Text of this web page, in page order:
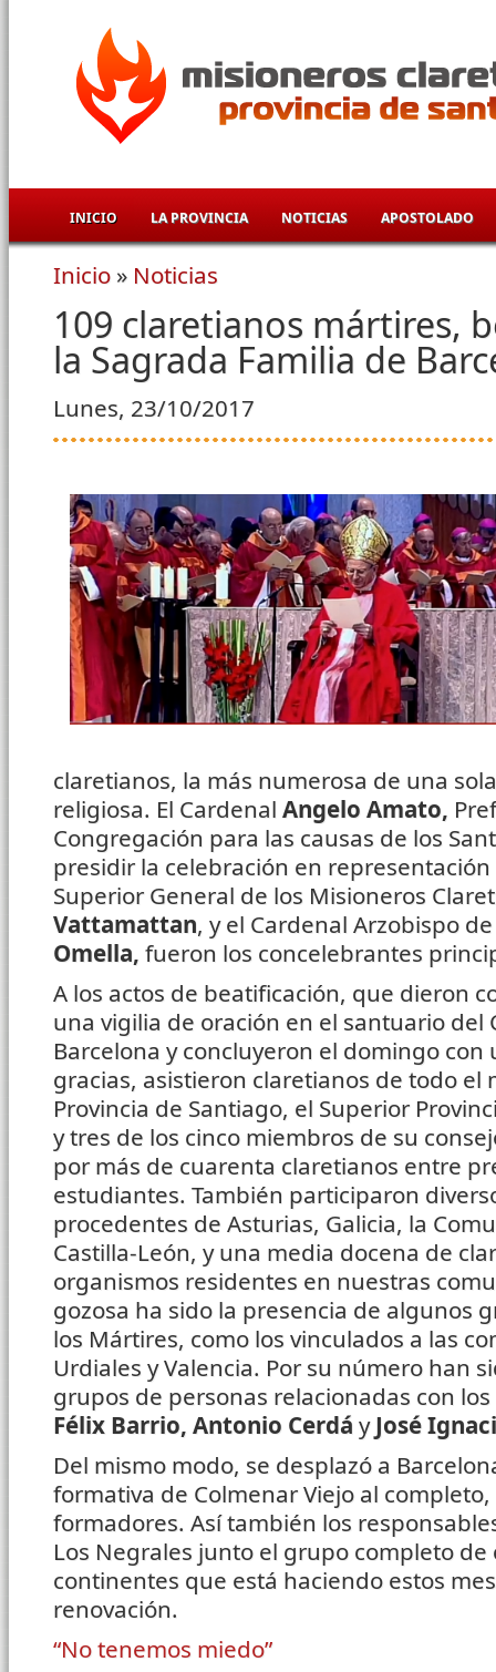
INICIO LA PROVINCIA NOTICIAS APOSTOLADO
Se encuentra usted aquí
Inicio » Noticias
109 claretianos mártires,
la Sagrada Familia de
Lunes, 23/10/2017
claretianos, la más numerosa de una
religiosa. El Cardenal Angelo Amato,
Congregación para las causas de los
presidir la celebración en
Superior General de los Misioneros
Vattamattan, y el Cardenal Arzobispo
Omella, fueron los concelebrantes
A los actos de beatificación, que dieron
una vigilia de oración en el santuario del
Barcelona y concluyeron el domingo con
gracias, asistieron claretianos de todo el
Provincia de Santiago, el Superior
y tres de los cinco miembros de su
por más de cuarenta claretianos entre
estudiantes. También participaron
procedentes de Asturias, Galicia, la
Castilla-León, y una media docena de
organismos residentes en nuestras
gozosa ha sido la presencia de algunos
los Mártires, como los vinculados a las
Urdiales y Valencia. Por su número han
grupos de personas relacionadas con
Félix Barrio, Antonio Cerdá yJosé
Del mismo modo, se desplazó a
formativa de Colmenar Viejo al
formadores. Así también los
Los Negrales junto el grupo completo
continentes que está haciendo estos
renovación.
“No tenemos miedo”